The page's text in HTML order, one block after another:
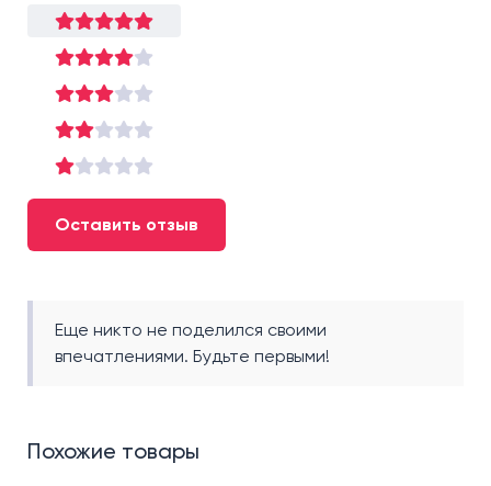
Оставить отзыв
Еще никто не поделился своими
впечатлениями. Будьте первыми!
Похожие товары